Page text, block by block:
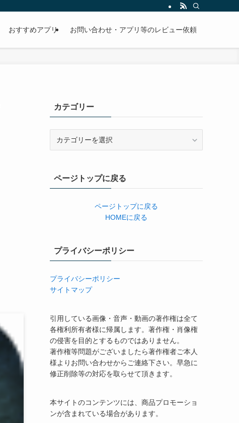
おすすめアプリ お問い合わせ・アプリ等のレビュー依頼
カテゴリー
ーページトップに戻る
ページトップに戻る
HOMEに戻る
プライバシーポリシー
プライバシーポリシー
サイトマップ
引用している画像・音声・動画の著作権は全て
各権利所有者様に帰属します。著作権・肖像権
の侵害を目的とするものではありません。
著作権等問題がございましたら著作権者ご本人
様よりお問い合わせからご連絡下さい。早急に
修正削除等の対応を取らせて頂きます。
本サイトのコンテンツには、商品プロモーショ
ンが含まれている場合があります。